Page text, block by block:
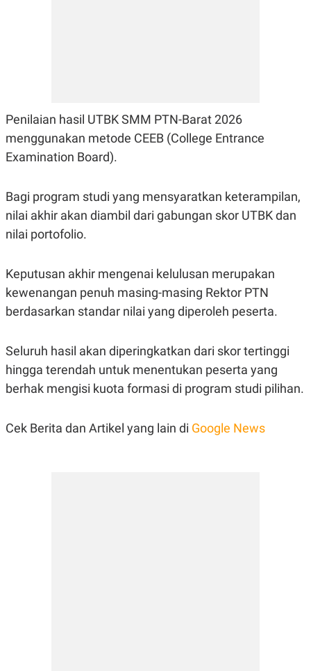
Penilaian hasil UTBK SMM PTN-Barat 2026
menggunakan metode CEEB (College Entrance
Examination Board).
Bagi program studi yang mensyaratkan keterampilan,
nilai akhir akan diambil dari gabungan skor UTBK dan
nilai portofolio.
Keputusan akhir mengenai kelulusan merupakan
kewenangan penuh masing-masing Rektor PTN
berdasarkan standar nilai yang diperoleh peserta.
Seluruh hasil akan diperingkatkan dari skor tertinggi
hingga terendah untuk menentukan peserta yang
berhak mengisi kuota formasi di program studi pilihan.
Cek Berita dan Artikel yang lain di Google News